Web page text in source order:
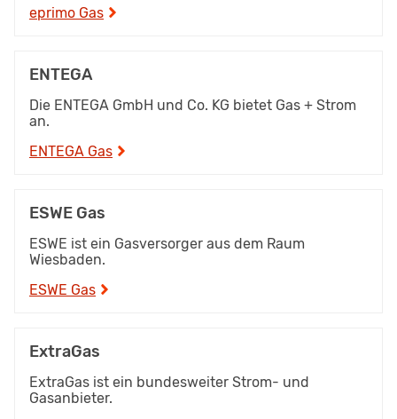
eprimo Gas
ENTEGA
Die ENTEGA GmbH und Co. KG bietet Gas + Strom
an.
ENTEGA Gas
ESWE Gas
ESWE ist ein Gasversorger aus dem Raum
Wiesbaden.
ESWE Gas
ExtraGas
ExtraGas ist ein bundesweiter Strom- und
Gasanbieter.